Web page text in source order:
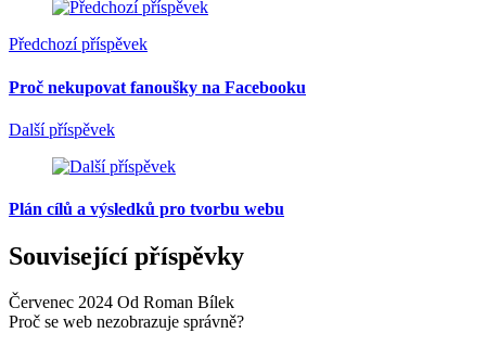
Předchozí příspěvek
Proč nekupovat fanoušky na Facebooku
Další příspěvek
Plán cílů a výsledků pro tvorbu webu
Související příspěvky
Červenec 2024 Od Roman Bílek
Proč se web nezobrazuje správně?